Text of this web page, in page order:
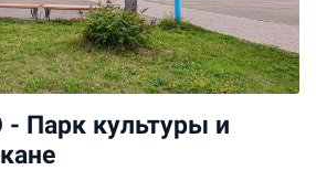
Парк культуры и